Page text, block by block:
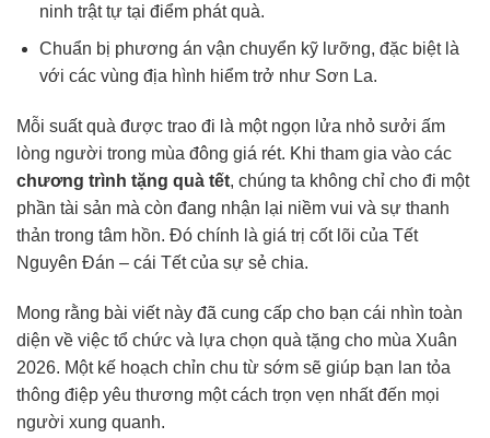
ninh trật tự tại điểm phát quà.
Chuẩn bị phương án vận chuyển kỹ lưỡng, đặc biệt là
với các vùng địa hình hiểm trở như Sơn La.
Mỗi suất quà được trao đi là một ngọn lửa nhỏ sưởi ấm
lòng người trong mùa đông giá rét. Khi tham gia vào các
chương trình tặng quà tết, chúng ta không chỉ cho đi một
phần tài sản mà còn đang nhận lại niềm vui và sự thanh
thản trong tâm hồn. Đó chính là giá trị cốt lõi của Tết
Nguyên Đán – cái Tết của sự sẻ chia.
Mong rằng bài viết này đã cung cấp cho bạn cái nhìn toàn
diện về việc tổ chức và lựa chọn quà tặng cho mùa Xuân
2026. Một kế hoạch chỉn chu từ sớm sẽ giúp bạn lan tỏa
thông điệp yêu thương một cách trọn vẹn nhất đến mọi
người xung quanh.